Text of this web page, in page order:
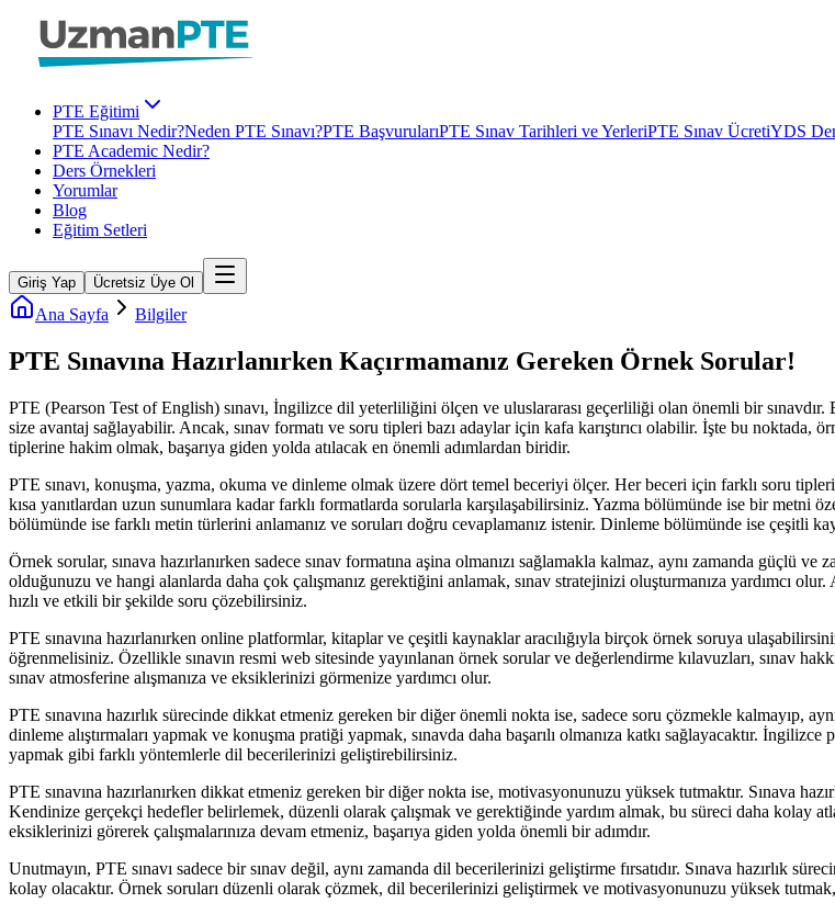
PTE Eğitimi
PTE Sınavı Nedir?Neden PTE Sınavı?PTE BaşvurularıPTE Sınav Tarihleri ve YerleriPTE Sınav ÜcretiYDS
PTE Academic Nedir?
Ders Örnekleri
Yorumlar
Blog
Eğitim Setleri
Giriş Yap Ücretsiz Üye Ol
Ana Sayfa Bilgiler
PTE Sınavına Hazırlanırken Kaçırmamanız Gereken Örnek Sorular!
PTE (Pearson Test of English) sınavı, İngilizce dil yeterliliğini ölçen ve uluslararası geçerliliği olan önemli bir
size avantaj sağlayabilir. Ancak, sınav formatı ve soru tipleri bazı adaylar için kafa karıştırıcı olabilir. İşte bu noktada,
tiplerine hakim olmak, başarıya giden yolda atılacak en önemli adımlardan biridir.
PTE sınavı, konuşma, yazma, okuma ve dinleme olmak üzere dört temel beceriyi ölçer. Her beceri için farklı soru
kısa yanıtlardan uzun sunumlara kadar farklı formatlarda sorularla karşılaşabilirsiniz. Yazma bölümünde ise bir
bölümünde ise farklı metin türlerini anlamanız ve soruları doğru cevaplamanız istenir. Dinleme bölümünde ise çeşitli
Örnek sorular, sınava hazırlanırken sadece sınav formatına aşina olmanızı sağlamakla kalmaz, aynı zamanda güçlü
olduğunuzu ve hangi alanlarda daha çok çalışmanız gerektiğini anlamak, sınav stratejinizi oluşturmanıza yardımcı
hızlı ve etkili bir şekilde soru çözebilirsiniz.
PTE sınavına hazırlanırken online platformlar, kitaplar ve çeşitli kaynaklar aracılığıyla birçok örnek soruya
öğrenmelisiniz. Özellikle sınavın resmi web sitesinde yayınlanan örnek sorular ve değerlendirme kılavuzları, sınav
sınav atmosferine alışmanıza ve eksiklerinizi görmenize yardımcı olur.
PTE sınavına hazırlık sürecinde dikkat etmeniz gereken bir diğer önemli nokta ise, sadece soru çözmekle
dinleme alıştırmaları yapmak ve konuşma pratiği yapmak, sınavda daha başarılı olmanıza katkı sağlayacaktır.
yapmak gibi farklı yöntemlerle dil becerilerinizi geliştirebilirsiniz.
PTE sınavına hazırlanırken dikkat etmeniz gereken bir diğer nokta ise, motivasyonunuzu yüksek tutmaktır. Sınava
Kendinize gerçekçi hedefler belirlemek, düzenli olarak çalışmak ve gerektiğinde yardım almak, bu süreci daha kolay
eksiklerinizi görerek çalışmalarınıza devam etmeniz, başarıya giden yolda önemli bir adımdır.
Unutmayın, PTE sınavı sadece bir sınav değil, aynı zamanda dil becerilerinizi geliştirme fırsatıdır. Sınava hazırlık
kolay olacaktır. Örnek soruları düzenli olarak çözmek, dil becerilerinizi geliştirmek ve motivasyonunuzu yüksek tutmak,